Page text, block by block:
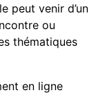
peut venir d’un
ou
thématiques
en ligne